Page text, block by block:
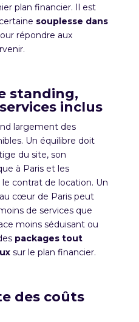
plan financier. Il est
souplesse dans
répondre aux
standing,
inclus
largement des
Un équilibre doit
du site, son
à Paris et les
contrat de location. Un
cœur de Paris peut
de services que
moins séduisant ou
packages tout
sur le plan financier.
des coûts